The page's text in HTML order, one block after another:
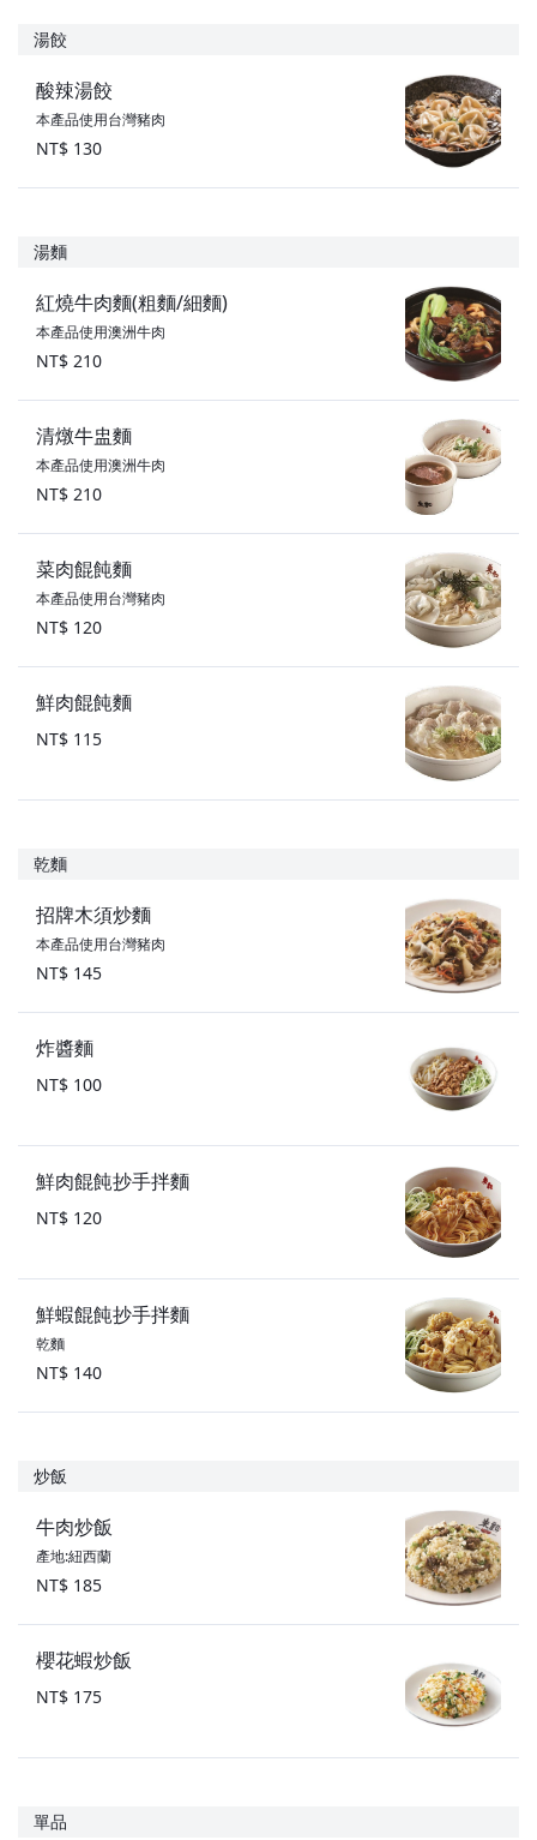
湯餃
酸辣湯餃
本產品使用台灣豬肉
NT$ 130
湯麵
紅燒牛肉麵(粗麵/細麵)
本產品使用澳洲牛肉
NT$ 210
清燉牛盅麵
本產品使用澳洲牛肉
NT$ 210
菜肉餛飩麵
本產品使用台灣豬肉
NT$ 120
鮮肉餛飩麵
NT$ 115
乾麵
招牌木須炒麵
本產品使用台灣豬肉
NT$ 145
炸醬麵
NT$ 100
鮮肉餛飩抄手拌麵
NT$ 120
鮮蝦餛飩抄手拌麵
乾麵
NT$ 140
炒飯
牛肉炒飯
產地:紐西蘭
NT$ 185
櫻花蝦炒飯
NT$ 175
單品